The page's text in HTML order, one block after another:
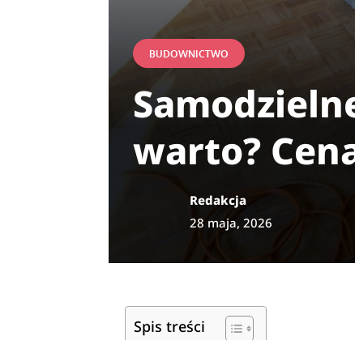
BUDOWNICTWO
warto?
Redakcja
28 maja, 2026
Spis treści